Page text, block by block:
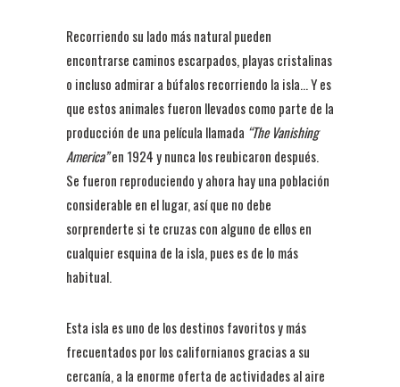
Recorriendo su lado más natural pueden
encontrarse caminos escarpados, playas cristalinas
o incluso admirar a búfalos recorriendo la isla… Y es
que estos animales fueron llevados como parte de la
producción de una película llamada “The Vanishing
America”en 1924 y nunca los reubicaron después.
Se fueron reproduciendo y ahora hay una población
considerable en el lugar, así que no debe
sorprenderte si te cruzas con alguno de ellos en
cualquier esquina de la isla, pues es de lo más
habitual.
Esta isla es uno de los destinos favoritos y más
frecuentados por los californianos gracias a su
cercanía, a la enorme oferta de actividades al aire